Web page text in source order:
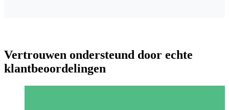
Vertrouwen ondersteund door echte
klantbeoordelingen